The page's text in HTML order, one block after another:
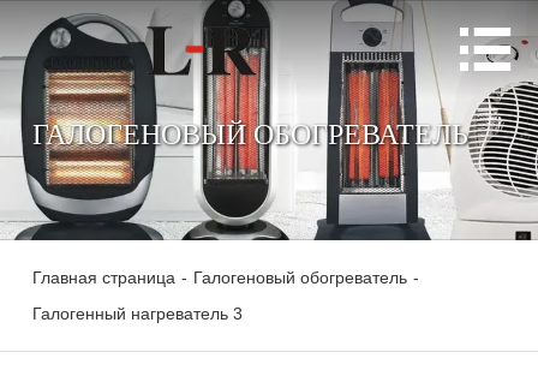

ГАЛОГЕНОВЫЙ ОБОГРЕВАТЕЛЬ
Главная страница - Галогеновый обогреватель -
Галогенный нагреватель 3